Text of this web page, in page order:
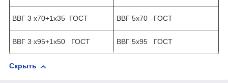
ВВГ 3 х70+1х35 ГОСТ ВВГ 5х70 ГОСТ
ВВГ 3 х95+1х50 ГОСТ ВВГ 5х95 ГОСТ
Скрыть